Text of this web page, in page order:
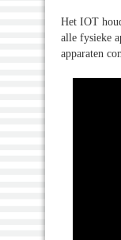
Het IOT
alle fysieke
apparaten